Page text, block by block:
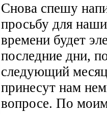
Снова спешу
просьбу для
времени будет
последние дни,
следующий
принесут нам
вопросе. По